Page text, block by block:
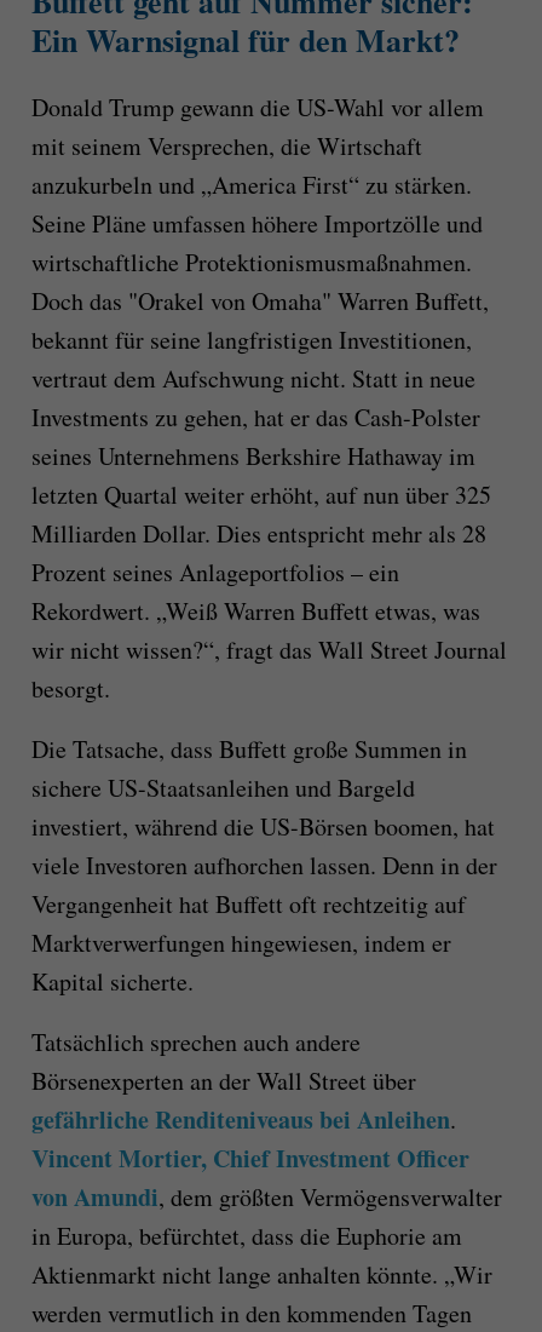
Ein Warnsignal für den Markt?
Donald Trump gewann die US-Wahl vor allem
mit seinem Versprechen, die Wirtschaft
anzukurbeln und „America First“ zu stärken.
Seine Pläne umfassen höhere Importzölle und
wirtschaftliche Protektionismusmaßnahmen.
Doch das "Orakel von Omaha" Warren Buffett,
bekannt für seine langfristigen Investitionen,
vertraut dem Aufschwung nicht. Statt in neue
Investments zu gehen, hat er das Cash-Polster
seines Unternehmens Berkshire Hathaway im
letzten Quartal weiter erhöht, auf nun über 325
Milliarden Dollar. Dies entspricht mehr als 28
Prozent seines Anlageportfolios – ein
Rekordwert. „Weiß Warren Buffett etwas, was
wir nicht wissen?“, fragt das Wall Street Journal
besorgt.
Die Tatsache, dass Buffett große Summen in
sichere US-Staatsanleihen und Bargeld
investiert, während die US-Börsen boomen, hat
viele Investoren aufhorchen lassen. Denn in der
Vergangenheit hat Buffett oft rechtzeitig auf
Marktverwerfungen hingewiesen, indem er
Kapital sicherte.
Tatsächlich sprechen auch andere
Börsenexperten an der Wall Street über
gefährliche Renditeniveaus bei Anleihen.
Vincent Mortier, Chief Investment Officer
von Amundi, dem größten Vermögensverwalter
in Europa, befürchtet, dass die Euphorie am
Aktienmarkt nicht lange anhalten könnte. „Wir
werden vermutlich in den kommenden Tagen